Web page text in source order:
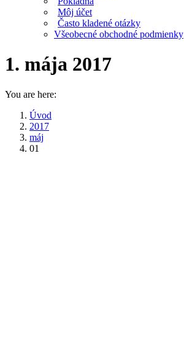
Môj účet
Často kladené otázky
Všeobecné obchodné podmienky
1. mája 2017
You are here:
Úvod
2017
máj
01